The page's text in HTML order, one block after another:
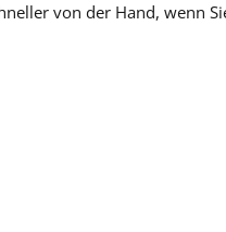
von der Hand, wenn